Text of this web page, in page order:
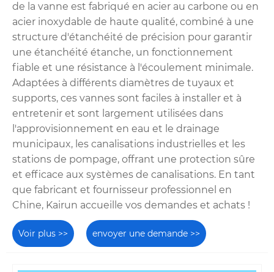
de la vanne est fabriqué en acier au carbone ou en
acier inoxydable de haute qualité, combiné à une
structure d'étanchéité de précision pour garantir
une étanchéité étanche, un fonctionnement
fiable et une résistance à l'écoulement minimale.
Adaptées à différents diamètres de tuyaux et
supports, ces vannes sont faciles à installer et à
entretenir et sont largement utilisées dans
l'approvisionnement en eau et le drainage
municipaux, les canalisations industrielles et les
stations de pompage, offrant une protection sûre
et efficace aux systèmes de canalisations. En tant
que fabricant et fournisseur professionnel en
Chine, Kairun accueille vos demandes et achats !
Voir plus >> envoyer une demande >>